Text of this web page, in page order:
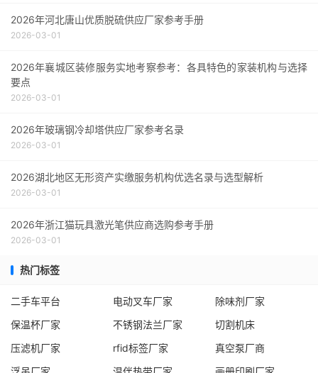
2026年河北唐山优质脱硫供应厂家参考手册
2026-03-01
2026年襄城区装修服务实地考察参考：各具特色的家装机构与选择
要点
2026-03-01
2026年玻璃钢冷却塔供应厂家参考名录
2026-03-01
2026湖北地区无形资产实缴服务机构优选名录与选型解析
2026-03-01
2026年浙江猫玩具激光笔供应商选购参考手册
2026-03-01
热门标签
二手车平台 电动叉车厂家
除味剂厂家
保温杯厂家
不锈钢法兰厂家
切割机床
压滤机厂家
rfid标签厂家
真空泵厂商